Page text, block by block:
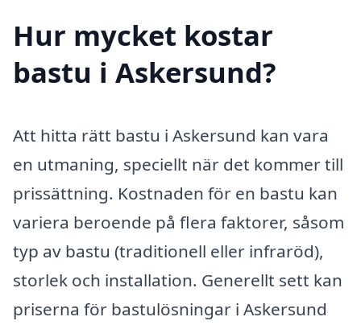
Hur mycket kostar
bastu i Askersund?
Att hitta rätt bastu i Askersund kan vara
en utmaning, speciellt när det kommer till
prissättning. Kostnaden för en bastu kan
variera beroende på flera faktorer, såsom
typ av bastu (traditionell eller infraröd),
storlek och installation. Generellt sett kan
priserna för bastulösningar i Askersund